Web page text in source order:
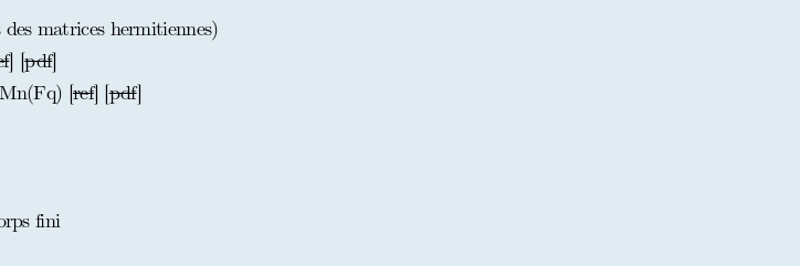
matrices hermitiennes)
] [pdf]
[ref] [pdf]
fini